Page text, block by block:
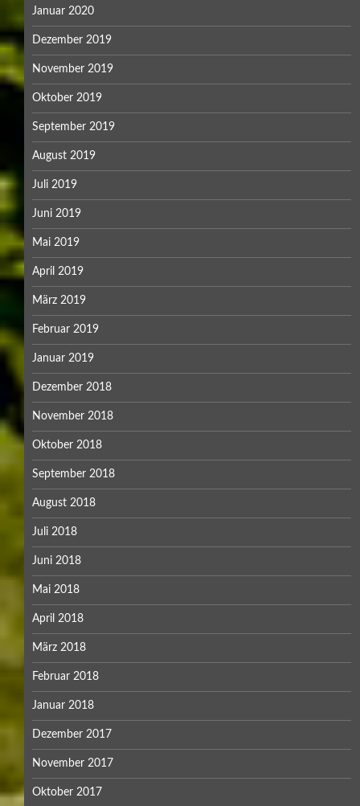
Januar 2020
Dezember 2019
November 2019
Oktober 2019
September 2019
August 2019
Juli 2019
Juni 2019
Mai 2019
April 2019
März 2019
Februar 2019
Januar 2019
Dezember 2018
November 2018
Oktober 2018
September 2018
August 2018
Juli 2018
Juni 2018
Mai 2018
April 2018
März 2018
Februar 2018
Januar 2018
Dezember 2017
November 2017
Oktober 2017